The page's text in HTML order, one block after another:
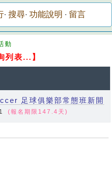
· 搜尋· 功能說明 · 留言
動
列表...】
足球俱樂部常態班新開
(報名期限147.4天)